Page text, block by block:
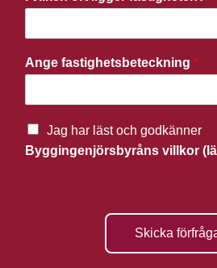
Ange fastighetsbeteckning *
Jag har läst och godkänner
Byggingenjörsbyråns villkor
Skicka